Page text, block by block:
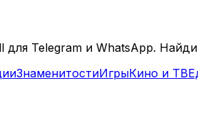
Telegram и WhatsApp.
ЗнаменитостиИгрыКино и ТВ